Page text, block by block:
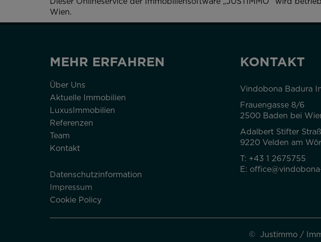
Wien.
MEHR ERFAHREN
Über Uns
Aktuelle Immobilien
LuxusImmobilien
Referenzen
Team
Kontakt
Datenschutzinformation
Impressum
Cookie Policy
KONTAKT
Vindobona Badura
Frauengasse 8/6
2500 Baden bei
Adalbert Stifter
9220 Velden am
T: +43 1 2675755
E:
© Justimmo/